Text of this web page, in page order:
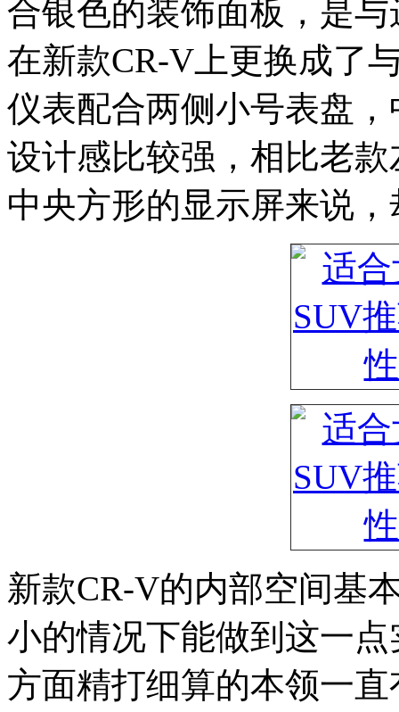
合银色的装饰面板，是
在新款CR-V上更换成了
仪表配合两侧小号表盘
设计感比较强，相比老
中央方形的显示屏来说
新款CR-V的内部空间基
小的情况下能做到这一
方面精打细算的本领一